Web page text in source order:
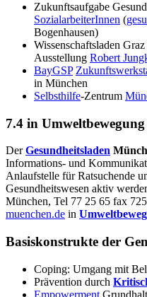
Zukunftsaufgabe
SozialarbeiterInnen (
Bogenhausen)
Wissenschaftsladen Graz
Ausstellung Robert
BayGSP
in München
Selbsthilfe-Zentrum
7.4 in
DerGesundheitsladen
Informations- und
Anlaufstelle für Ratsuchende
Gesundheitswesen aktiv
München, Tel 77 25 65 fax
muenchen.de in
Basiskonstrukte der
Coping: Umgang mit
Prävention durch
Empowerment